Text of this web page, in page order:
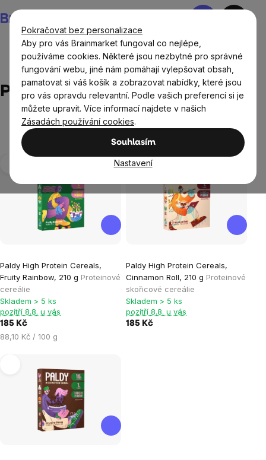
Pokračovat bez personalizace
Aby pro vás Brainmarket fungoval co nejlépe,
používáme cookies. Některé jsou nezbytné pro správné
fungování webu, jiné nám pomáhají vylepšovat obsah,
pamatovat si váš košík a zobrazovat nabídky, které jsou
pro vás opravdu relevantní. Podle vašich preferencí si je
můžete upravit. Více informací najdete v našich
Zásadách používání cookies.
Souhlasím
Nastavení
na
obsah
Nákupní
Prodávané značky Paldy
Paldy
produktů
Paldy High Protein Cereals,
Fruity Rainbow, 210 g Proteinové
cereálie
Skladem > 5 ks
pozítří 8.8. u vás
185 Kč
Měrná
88,10 Kč / 100 g
Novinka
Paldy High Protein Cereals,
Cinnamon Roll, 210 g Proteinové
skořicové cereálie
Skladem > 5 ks
pozítří 8.8. u vás
185 Kč